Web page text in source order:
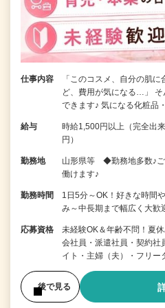
仕事内容
「このコスメ、自分の肌
ど、費用が気になる…」
できます♪ 気になる化粧品
給与
時給1,500円以上（完全出
円）
勤務地
山形県等 ◆勤務地多数♪ご
働けます♪
勤務時間
1日5分～OK！好きな時間
み～中長期まで幅広く大歓
応募資格
未経験OK＆年齢不問！夏
会社員・派遣社員・契約社
イト・主婦（夫）・フリ
後で見る